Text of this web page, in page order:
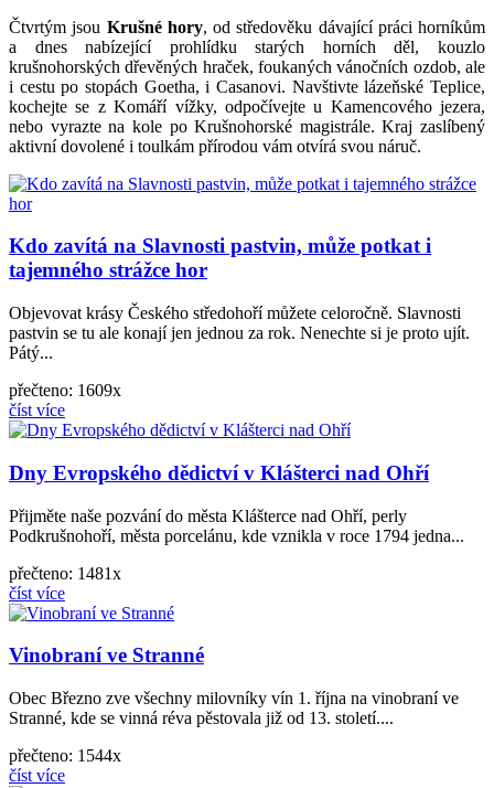
Čtvrtým jsou Krušné hory, od středověku dávající práci horníkům
a dnes nabízející prohlídku starých horních děl, kouzlo
krušnohorských dřevěných hraček, foukaných vánočních ozdob, ale
i cestu po stopách Goetha, i Casanovi. Navštivte lázeňské Teplice,
kochejte se z Komáří vížky, odpočívejte u Kamencového jezera,
nebo vyrazte na kole po Krušnohorské magistrále. Kraj zaslíbený
aktivní dovolené i toulkám přírodou vám otvírá svou náruč.
Kdo zavítá na Slavnosti pastvin, může potkat i
tajemného strážce hor
Objevovat krásy Českého středohoří můžete celoročně. Slavnosti
pastvin se tu ale konají jen jednou za rok. Nenechte si je proto ujít.
Pátý...
přečteno: 1609x
číst více
Dny Evropského dědictví v Klášterci nad Ohří
Přijměte naše pozvání do města Klášterce nad Ohří, perly
Podkrušnohoří, města porcelánu, kde vznikla v roce 1794 jedna...
přečteno: 1481x
číst více
Vinobraní ve Stranné
Obec Březno zve všechny milovníky vín 1. října na vinobraní ve
Stranné, kde se vinná réva pěstovala již od 13. století....
přečteno: 1544x
číst více